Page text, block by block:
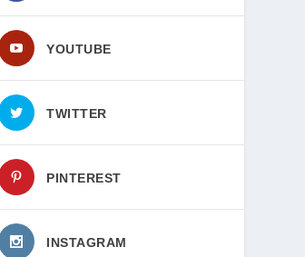
YOUTUBE
TWITTER
PINTEREST
INSTAGRAM